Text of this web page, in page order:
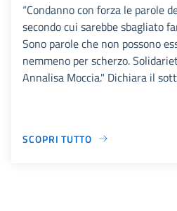
“Condanno con forza le parole
secondo cui sarebbe sbagliato
Sono parole che non possono
nemmeno per scherzo.
Annalisa Moccia." Dichiara il
SCOPRI TUTTO